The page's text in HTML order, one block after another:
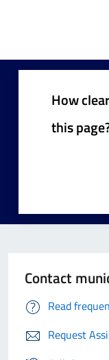
How
this
Contact
Read
Request